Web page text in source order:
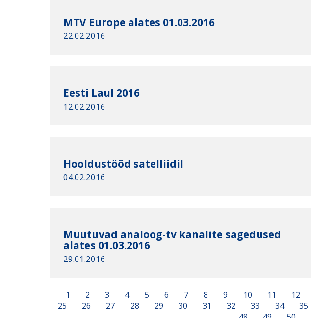
MTV Europe alates 01.03.2016
22.02.2016
Eesti Laul 2016
12.02.2016
Hooldustööd satelliidil
04.02.2016
Muutuvad analoog-tv kanalite sagedused
alates 01.03.2016
29.01.2016
1 2 3 4 5 6 7 8 9 10 11 12
25
26 27 28 29 30 31 32 33 34 35